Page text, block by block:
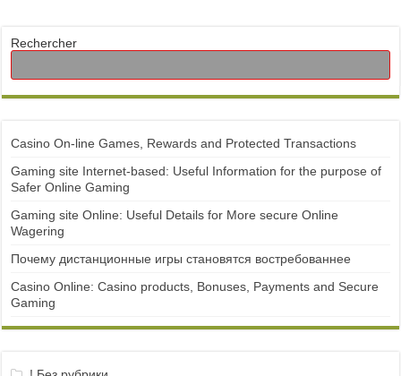
Rechercher
Casino On-line Games, Rewards and Protected Transactions
Gaming site Internet-based: Useful Information for the purpose of
Safer Online Gaming
Gaming site Online: Useful Details for More secure Online
Wagering
Почему дистанционные игры становятся востребованнее
Casino Online: Casino products, Bonuses, Payments and Secure
Gaming